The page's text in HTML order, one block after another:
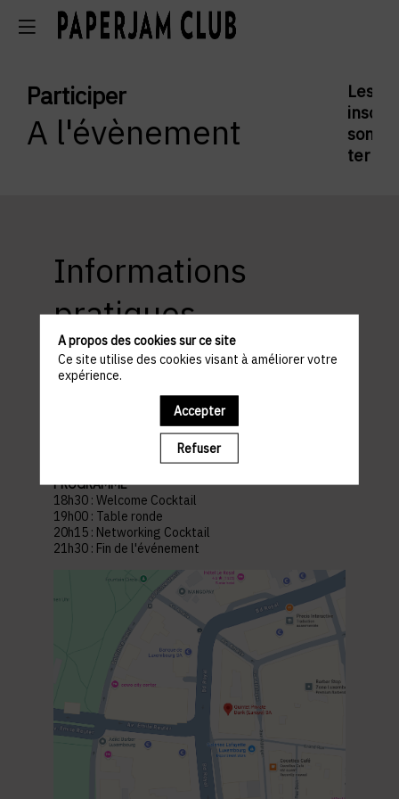
Participer
A l'évènement
Les
sont
Informations
pratiques
ACCÈS ET STATIONNEMENT
L-2449 Ville-Haute Luxembourg
PROGRAMME
18h30 : Welcome Cocktail
19h00 : Table ronde
20h15 : Networking Cocktail
21h30 : Fin de l'événement
A propos des cookies sur ce site
Ce site utilise des cookies visant à améliorer votre
expérience.
Accepter
Refuser